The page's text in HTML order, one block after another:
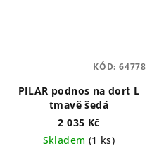
PILAR podnos na dort L
tmavě šedá
2 035 Kč
Skladem (1 ks)
KÓD: 64778